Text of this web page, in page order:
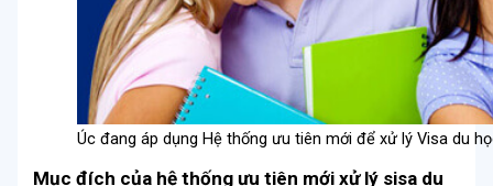
Úc đang áp dụng Hệ thống ưu tiên mới để xử lý Visa du
Mục đích của hệ thống ưu tiên mới xử lý sisa du